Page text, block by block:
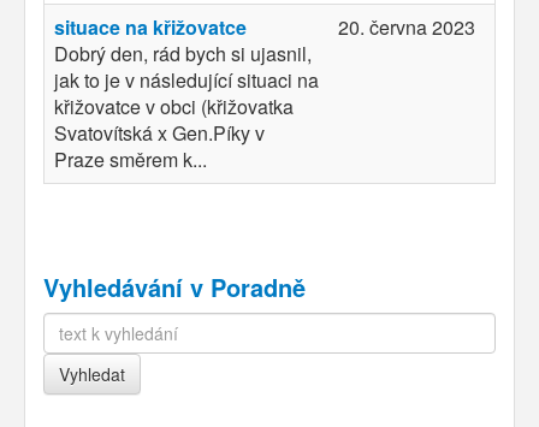
situace na křižovatce
Dobrý den, rád bych si ujasnil,
jak to je v následující situaci na
křižovatce v obci (křižovatka
Svatovítská x Gen.Píky v
Praze směrem k...
20. června 2023
Vyhledávání v Poradně